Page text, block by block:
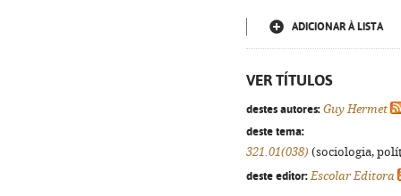
ADICIONAR À LISTA
VER TÍTULOS
destes autores: Guy Hermet
deste tema:
321.01(038) (sociologia,
deste editor: Escolar Editora